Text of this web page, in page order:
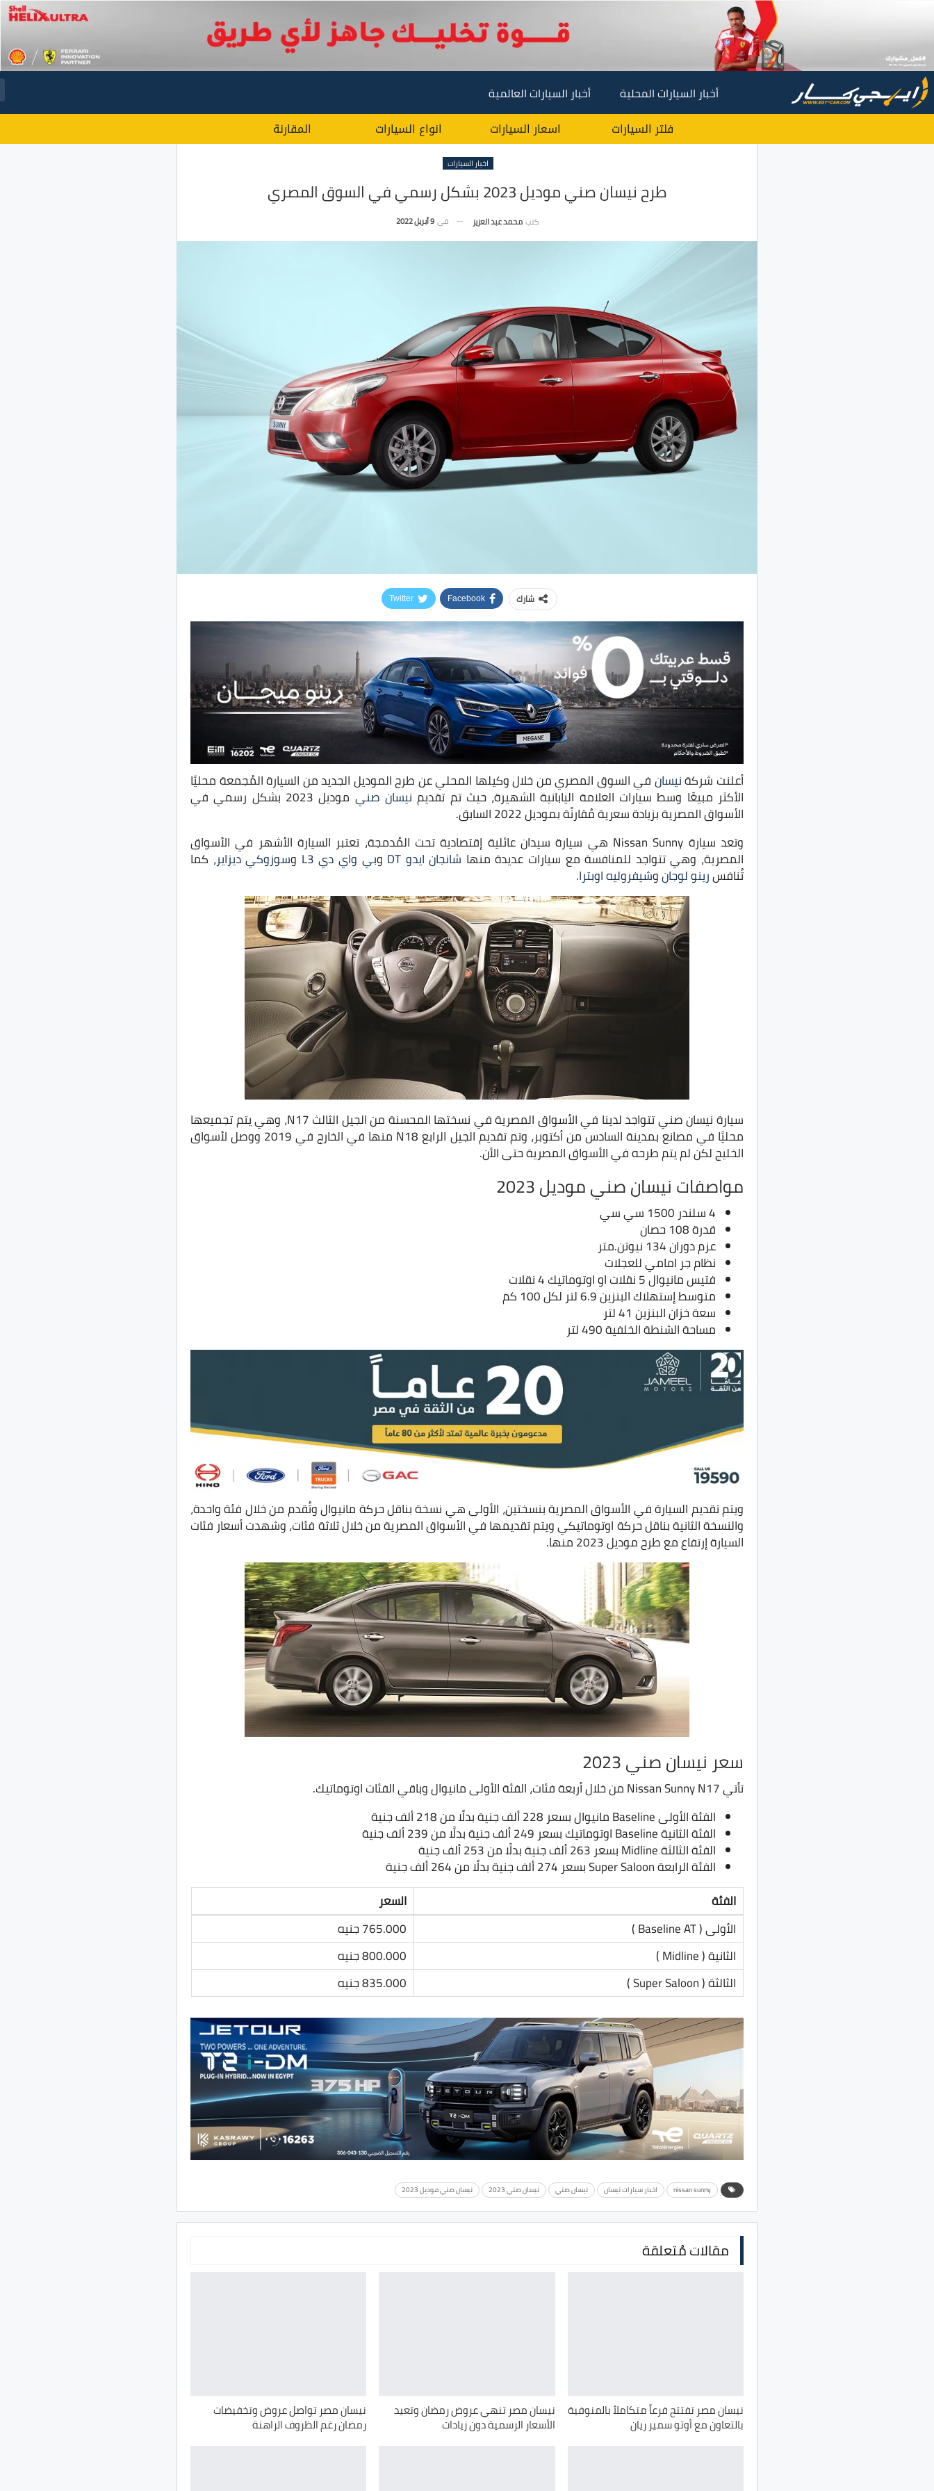
أخبار السيارات المحلية أخبار السيارات العالمية
فلتر السيارات اسعار السيارات انواع السيارات المقارنة
اخبار السيارات
طرح نيسان صني موديل 2023 بشكل رسمي في السوق المصري
كتب محمد عبد العزيز في 9 أبريل 2022
شارك Facebook
Twitter
أعلنت شركةنيسانفي السوق المصري من خلال وكيلها المحلي عن طرح الموديل الجديد من السيارة المُجمعة محليًا
الأكثر مبيعًا وسط سيارات العلامة اليابانية الشهيرة، حيث تم تقديم نيسان صني موديل 2023 بشكل رسمي في
الأسواق المصرية بزيادة سعرية مُقارنًة بموديل 2022 السابق.
وتعد سيارة Nissan Sunny هي سيارة سيدان عائلية إقتصادية تحت المُدمجة، تعتبر السيارة الأشهر في الأسواق
المصرية، وهي تتواجد للمنافسة مع سيارات عديدة منها شانجان ايدو DT وبي واي دي L3 وسوزوكي ديزاير، كما
تُنافسرينو لوجانوشيفروليه اوبترا.
سيارة نيسان صني تتواجد لدينا في الأسواق المصرية في نسختها المحسنة من الجيل الثالث N17، وهي يتم تجميعها
محليًا في مصانع بمدينة السادس من أكتوبر، وتم تقديم الجيل الرابع N18 منها في الخارج في 2019 ووصل لأسواق
الخليج لكن لم يتم طرحه في الأسواق المصرية حتى الأن.
مواصفات نيسان صني موديل 2023
4 سلندر 1500 سي سي
قدرة 108 حصان
عزم دوران 134 نيوتن.متر
نظام جر امامي للعجلات
فتيس مانيوال 5 نقلات او اوتوماتيك 4 نقلات
متوسط إستهلاك البنزين 6.9 لتر لكل 100 كم
سعة خزان البنزين 41 لتر
مساحة الشنطة الخلفية 490 لتر
ويتم تقديم السيارة في الأسواق المصرية بنسختين، الأولى هي نسخة بناقل حركة مانيوال وتُقدم من خلال فئة واحدة،
والنسخة الثانية بناقل حركة اوتوماتيكي ويتم تقديمها في الأسواق المصرية من خلال ثلاثة فئات، وشهدت أسعار فئات
السيارة إرتفاع مع طرح موديل 2023 منها.
سعر نيسان صني 2023
تأتي Nissan Sunny N17 من خلال أربعة فئات، الفئة الأولى مانيوال وباقي الفئات اوتوماتيك.
الفئة الأولى Baseline مانيوال بسعر 228 ألف جنية بدلًا من 218 ألف جنية
الفئة الثانية Baseline اوتوماتيك بسعر 249 ألف جنية بدلًا من 239 ألف جنية
الفئة الثالثة Midline بسعر 263 ألف جنية بدلًا من 253 ألف جنية
الفئة الرابعة Super Saloon بسعر 274 ألف جنية بدلًا من 264 ألف جنية
الفئة
السعر
الأولى ( Baseline AT )
765.000 جنيه
الثانية ( Midline )
800.000 جنيه
الثالثة ( Super Saloon )
835.000 جنيه
nissan sunny اخبار سيارات نيسان نيسان صني نيسان صني 2023 نيسان صني موديل 2023
مقالات مُتعلقة
نيسان مصر تفتتح فرعاً متكاملاً بالمنوفية
بالتعاون مع أوتو سمير ريان
نيسان مصر تنهي عروض رمضان وتعيد
الأسعار الرسمية دون زيادات
نيسان مصر تواصل عروض وتخفيضات
رمضان رغم الظروف الراهنة